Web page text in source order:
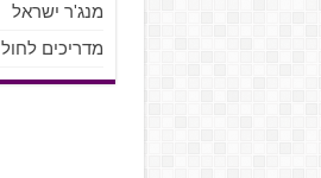
מנג'ר ישראל
מדריכים לחול